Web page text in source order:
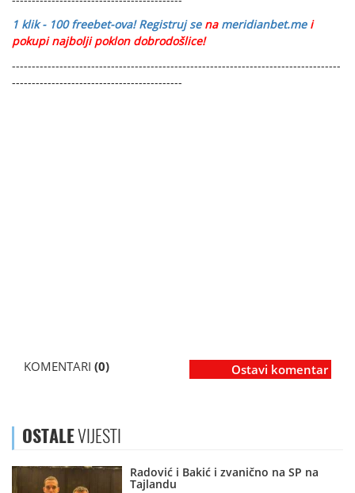
1 klik - 100 freebet-ova! Registruj sena meridianbet.mei
pokupi najbolji poklon dobrodošlice!
-----------------------------------------------------------------------------------
-------------------------------------------
KOMENTARI (0) Ostavi komentar
OSTALEVIJESTI
Radović i Bakić i zvanično na SP na
Tajlandu